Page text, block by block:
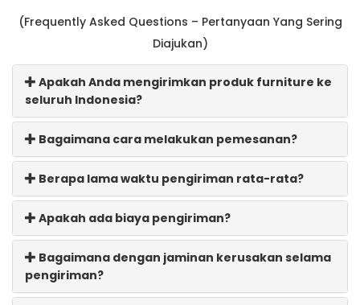
(Frequently Asked Questions – Pertanyaan Yang Sering
Diajukan)
Apakah Anda mengirimkan produk furniture ke
seluruh Indonesia?
Bagaimana cara melakukan pemesanan?
Berapa lama waktu pengiriman rata-rata?
Apakah ada biaya pengiriman?
Bagaimana dengan jaminan kerusakan selama
pengiriman?